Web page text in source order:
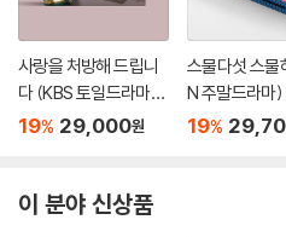
사랑을 처방해 드립니
다 (KBS 토일드라마)
OST
19% 29,000원
스물다섯 스
N 주말드라마
19%
이 분야 신상품